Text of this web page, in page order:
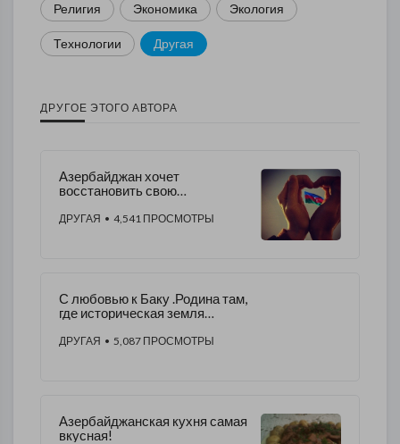
Религия Экономика Экология
Технологии Другая
ДРУГОЕ ЭТОГО АВТОРА
Азербайджан хочет
восстановить свою
целостность мирным путем!
ДРУГАЯ • 4,541 ПРОСМОТРЫ
С любовью к Баку .Родина там,
где историческая земля
кровь!--
ДРУГАЯ • 5,087 ПРОСМОТРЫ
Азербайджанская кухня самая
вкусная!